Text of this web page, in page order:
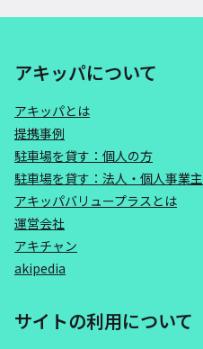
アキッパについて
アキッパとは
提携事例
駐車場を貸す：個人の方
駐車場を貸す：法人・個人事業
アキッパバリュープラスとは
運営会社
アキチャン
akipedia
サイトの利用について